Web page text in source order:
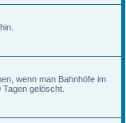
wenn man Bahnhöfe im
gelöscht.